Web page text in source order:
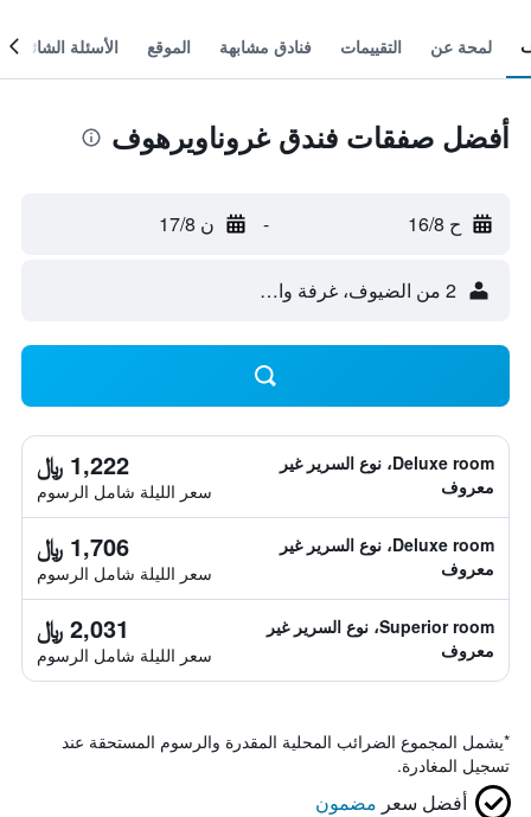
لمحة عن التقييمات فنادق مشابهة الموقع الأسئلة الشائعة
أفضل صفقات فندق غروناويرهوف
ح 16/8 - ن 17/8
2 من الضيوف، غرفة واحدة
Deluxe room، نوع السرير غير
معروف
1,222 ﷼
سعر الليلة شامل الرسوم
Deluxe room، نوع السرير غير
معروف
1,706 ﷼
سعر الليلة شامل الرسوم
Superior room، نوع السرير غير
معروف
2,031 ﷼
سعر الليلة شامل الرسوم
*يشمل المجموع الضرائب المحلية المقدرة والرسوم المستحقة عند
تسجيل المغادرة.
أفضل سعر مضمون